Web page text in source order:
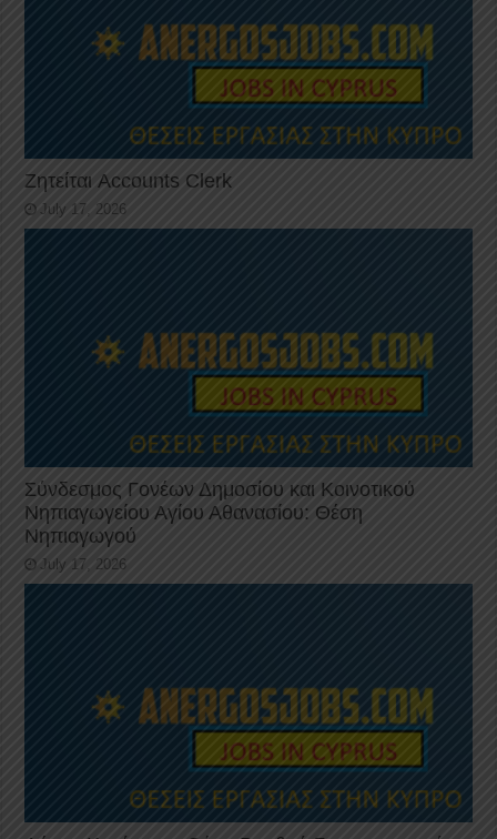
Ζητείται Accounts Clerk
July 17, 2026
Σύνδεσμος Γονέων Δημοσίου και Κοινοτικού
Νηπιαγωγείου Αγίου Αθανασίου: Θέση
Νηπιαγωγού
July 17, 2026